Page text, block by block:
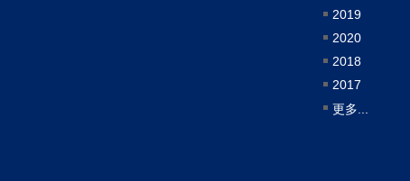
2019
2020
2018
2017
更多...